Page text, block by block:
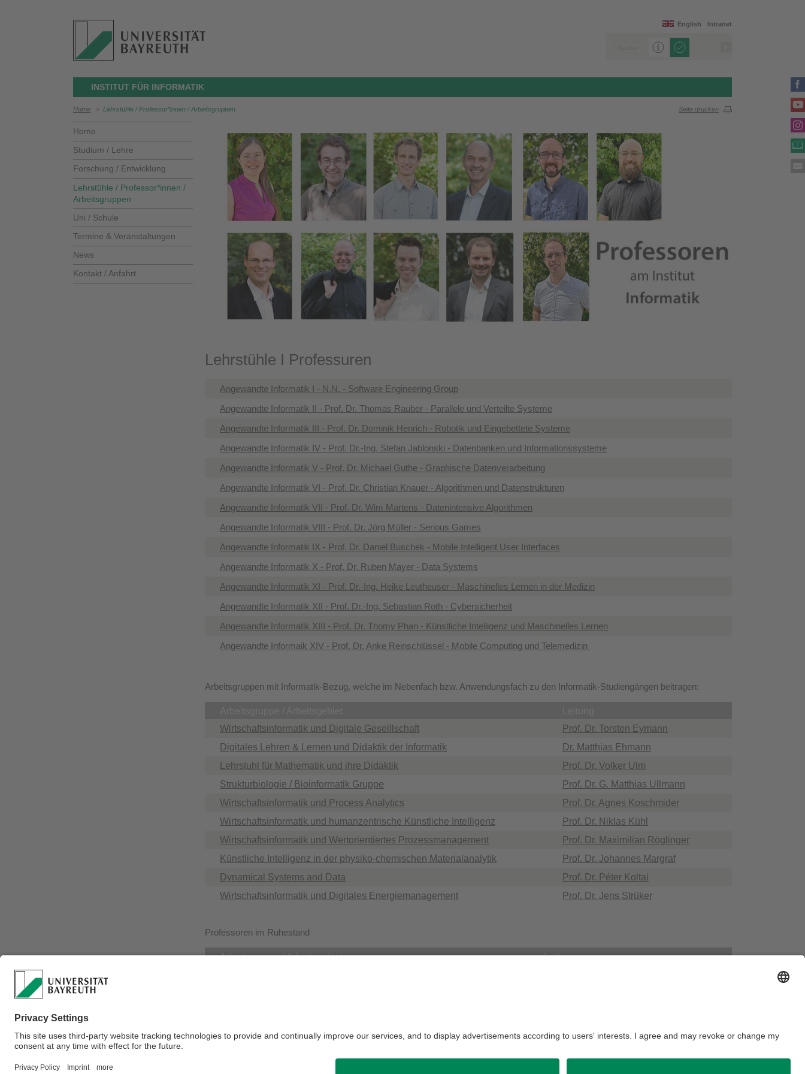
Intranet
English
INSTITUT FÜR INFORMATIK
Home > Lehrstühle / Professor*innen / Arbeitsgruppen Seite drucken
Home
Studium / Lehre
Forschung / Entwicklung
Lehrstühle / Professor*innen /
Arbeitsgruppen
Uni / Schule
Termine & Veranstaltungen
News
Kontakt / Anfahrt
Lehrstühle I Professuren
Angewandte Informatik I - N.N. - Software Engineering Group
Angewandte Informatik II - Prof. Dr. Thomas Rauber - Parallele und Verteilte Systeme
Angewandte Informatik III - Prof. Dr. Dominik Henrich - Robotik und Eingebettete Systeme
Angewandte Informatik IV - Prof. Dr.-Ing. Stefan Jablonski - Datenbanken und Informationssysteme
Angewandte Informatik V - Prof. Dr. Michael Guthe - Graphische Datenverarbeitung
Angewandte Informatik VI - Prof. Dr. Christian Knauer - Algorithmen und Datenstrukturen
Angewandte Informatik VII - Prof. Dr. Wim Martens - Datenintensive Algorithmen
Angewandte Informatik VIII - Prof. Dr. Jörg Müller - Serious Games
Angewandte Informatik IX - Prof. Dr. Daniel Buschek - Mobile Intelligent User Interfaces
Angewandte Informatik X - Prof. Dr. Ruben Mayer - Data Systems
Angewandte Informatik XI - Prof. Dr.-Ing. Heike Leutheuser - Maschinelles Lernen in der Medizin
Angewandte Informatik XII - Prof. Dr.-Ing. Sebastian Roth - Cybersicherheit
Angewandte Informatik XIII - Prof. Dr. Thomy Phan - Künstliche Intelligenz und Maschinelles Lernen
Angewandte Informaik XIV - Prof. Dr. Anke Reinschlüssel - Mobile Computing und Telemedizin
Arbeitsgruppen mit Informatik-Bezug, welche im Nebenfach bzw. Anwendungsfach zu den Informatik-Studiengängen beitragen:
Wirtschaftsinformatik und Digitale Geselllschaft
Prof. Dr. Torsten Eymann
Digitales Lehren & Lernen und Didaktik der Informatik
Dr. Matthias Ehmann
Lehrstuhl für Mathematik und ihre Didaktik
Prof. Dr. Volker Ulm
Strukturbiologie / Bioinformatik Gruppe
Prof. Dr. G. Matthias Ullmann
Wirtschaftsinformatik und Process Analytics
Prof. Dr. Agnes Koschmider
Wirtschaftsinformatik und humanzentrische Künstliche Intelligenz
Prof. Dr. Niklas Kühl
Wirtschaftsinformatik und Wertorientiertes Prozessmanagement
Prof. Dr. Maximilian Röglinger
Künstliche Intelligenz in der physiko-chemischen Materialanalytik
Prof. Dr. Johannes Margraf
Dynamical Systems and Data
Prof. Dr. Péter Koltai
Wirtschaftsinformatik und Digitales Energiemanagement
Prof. Dr. Jens Strüker
Professoren im Ruhestand
Arbeitsgruppe / Arbeitsgebiet
Leitung